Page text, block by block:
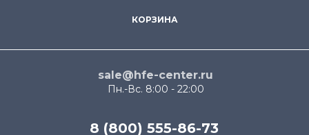
КОРЗИНА
sale@hfe-center.ru
Пн.-Вс. 8:00 - 22:00
8 (800) 555-86-73